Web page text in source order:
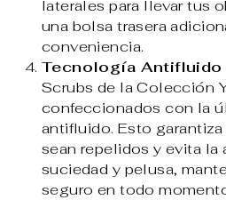
laterales para llevar tus
una bolsa trasera
conveniencia.
Tecnología Antifluido
Scrubs de la Colección
confeccionados con la
antifluido. Esto
sean repelidos y evita la
suciedad y pelusa,
seguro en todo